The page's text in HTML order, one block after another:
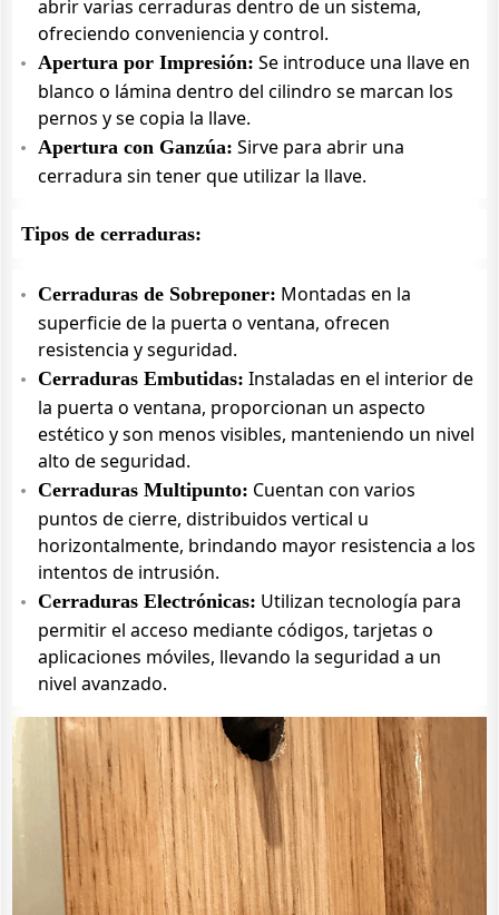
abrir varias cerraduras dentro de un sistema,
ofreciendo conveniencia y control.
Apertura por Impresión: Se introduce una llave en
blanco o lámina dentro del cilindro se marcan los
pernos y se copia la llave.
Apertura con Ganzúa: Sirve para abrir una
cerradura sin tener que utilizar la llave.
Tipos de cerraduras:
Cerraduras de Sobreponer: Montadas en la
superficie de la puerta o ventana, ofrecen
resistencia y seguridad.
Cerraduras Embutidas: Instaladas en el interior de
la puerta o ventana, proporcionan un aspecto
estético y son menos visibles, manteniendo un nivel
alto de seguridad.
Cerraduras Multipunto: Cuentan con varios
puntos de cierre, distribuidos vertical u
horizontalmente, brindando mayor resistencia a los
intentos de intrusión.
Cerraduras Electrónicas: Utilizan tecnología para
permitir el acceso mediante códigos, tarjetas o
aplicaciones móviles, llevando la seguridad a un
nivel avanzado.